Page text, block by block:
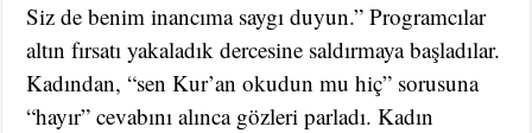
Siz de benim inancıma saygı duyun.” Programcılar
altın fırsatı yakaladık dercesine saldırmaya başladılar.
Kadından, “sen Kur’an okudun mu hiç” sorusuna
“hayır” cevabını alınca gözleri parladı. Kadın